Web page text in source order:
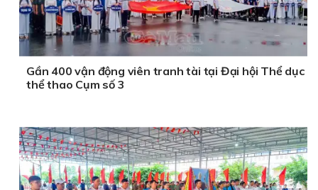
Gần 400 vận động viên tranh tài tại Đại hội Thể dục
thể thao Cụm số 3